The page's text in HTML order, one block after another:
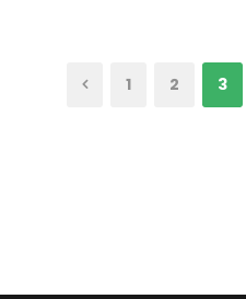
1 2 3